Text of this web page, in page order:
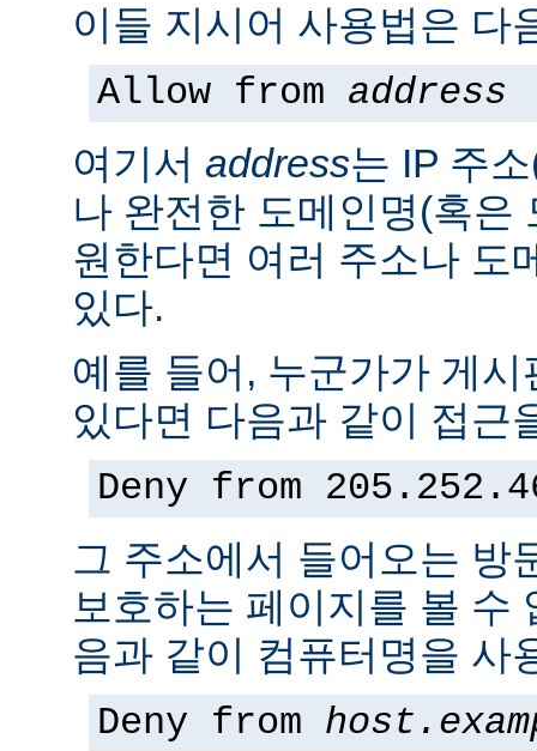
이들 지시어 사용법은 다
Allow from address
여기서 address는 IP 주
나 완전한 도메인명(혹은
원한다면 여러 주소나 도
있다.
예를 들어, 누군가가 게
있다면 다음과 같이 접근
Deny from
그 주소에서 들어오는 방
보호하는 페이지를 볼 수
음과 같이 컴퓨터명을 사
Deny from